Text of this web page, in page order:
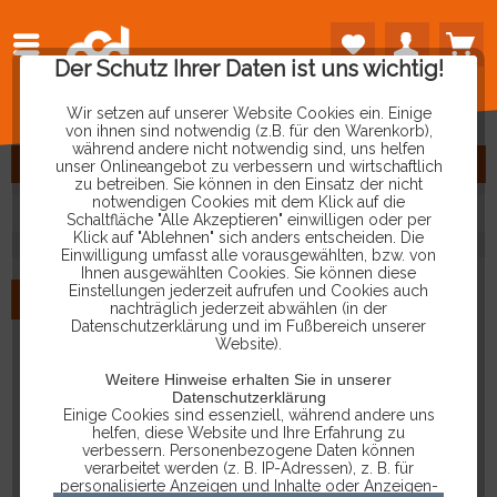
Der Schutz Ihrer Daten ist uns wichtig!
Wir setzen auf unserer Website Cookies ein. Einige
von ihnen sind notwendig (z.B. für den Warenkorb),
während andere nicht notwendig sind, uns helfen
unser Onlineangebot zu verbessern und wirtschaftlich
zu betreiben. Sie können in den Einsatz der nicht
notwendigen Cookies mit dem Klick auf die
Schaltfläche "Alle Akzeptieren" einwilligen oder per
Klick auf "Ablehnen" sich anders entscheiden. Die
Einwilligung umfasst alle vorausgewählten, bzw. von
Ihnen ausgewählten Cookies. Sie können diese
Einstellungen jederzeit aufrufen und Cookies auch
nachträglich jederzeit abwählen (in der
Datenschutzerklärung und im Fußbereich unserer
Website).
Weitere Hinweise erhalten Sie in unserer
Datenschutzerklärung
Einige Cookies sind essenziell, während andere uns
helfen, diese Website und Ihre Erfahrung zu
verbessern. Personenbezogene Daten können
verarbeitet werden (z. B. IP-Adressen), z. B. für
personalisierte Anzeigen und Inhalte oder Anzeigen-
FILTERN
NEU